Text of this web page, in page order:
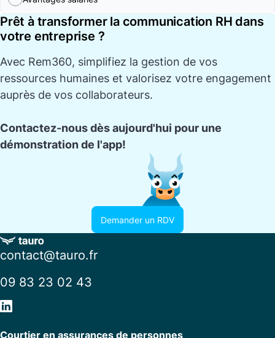
Prêt à transformer la communication RH dans
votre entreprise ?
Avec Rem360, simplifiez la gestion de vos
ressources humaines et valorisez votre engagement
auprès de vos collaborateurs.
Contactez-nous dès aujourd'hui pour une
démonstration de l'app!
Demander un RDV
contact@tauro.fr
09 83 23 02 43
Courtier en assurances de personnes